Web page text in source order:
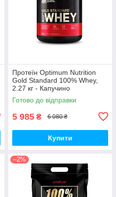
Протеїн Optimum Nutrition
Gold Standard 100% Whey,
2.27 кг - Капучино
Готово до відправки
5 985 ₴ 6 080 ₴
Купити
–2%